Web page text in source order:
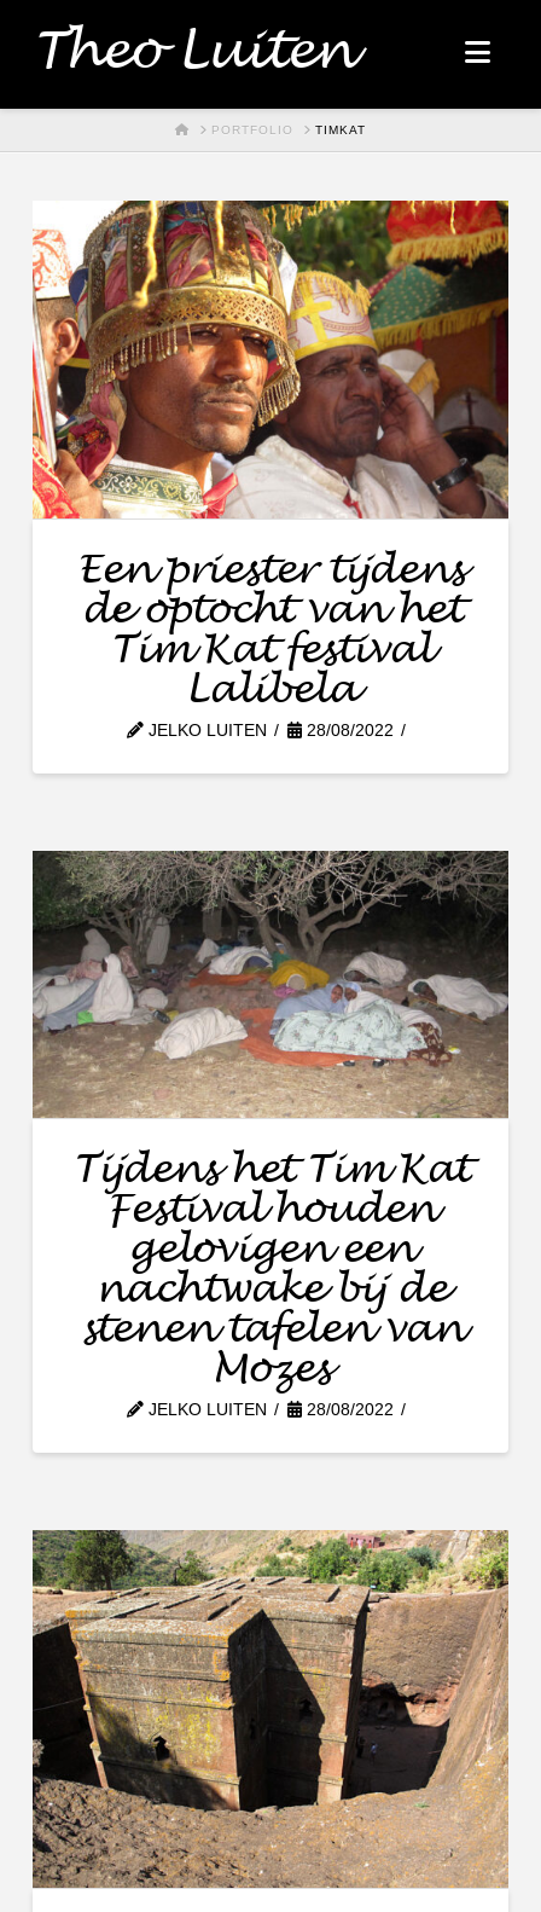
Theo Luiten
HOMEPORTFOLIO TIMKAT
Een priester tijdens
de optocht van het
Tim Kat festival
Lalibela
JELKO LUITEN 28/08/2022
Tijdens het Tim Kat
Festival houden
gelovigen een
nachtwake bij de
stenen tafelen van
Mozes
JELKO LUITEN 28/08/2022